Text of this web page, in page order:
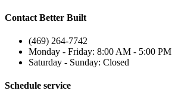
Contact Better Built
(469) 264-7742
Monday - Friday: 8:00 AM - 5:00 PM
Saturday - Sunday: Closed
Schedule service